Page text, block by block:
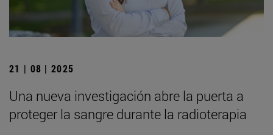
21 | 08 | 2025
Una nueva investigación abre la puerta a
proteger la sangre durante la radioterapia